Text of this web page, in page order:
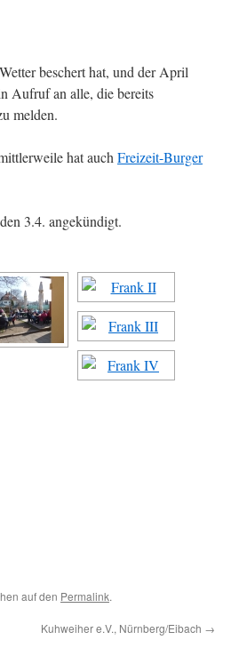
beschert hat, und der April
Aufruf an alle, die bereits
melden.
hat auch Freizeit-Burger
3.4. angekündigt.
auf den Permalink.
Kuhweiher e.V., Nürnberg/Eibach →